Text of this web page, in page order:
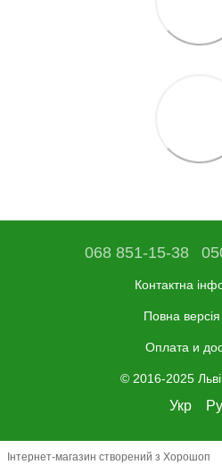
068 851-15-38
Контактна
Повна
Оплата и
© 2016-2025
Укр
Інтернет-магазин створений з Хорошоп